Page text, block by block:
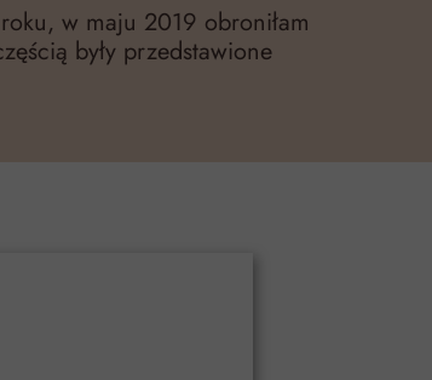
w maju 2019 obroniłam
były przedstawione